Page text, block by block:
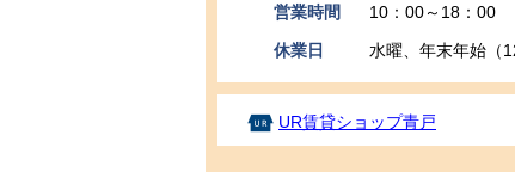
営業時間
10：00～18：00
休業日
水曜、年末年始（
UR賃貸ショップ青戸